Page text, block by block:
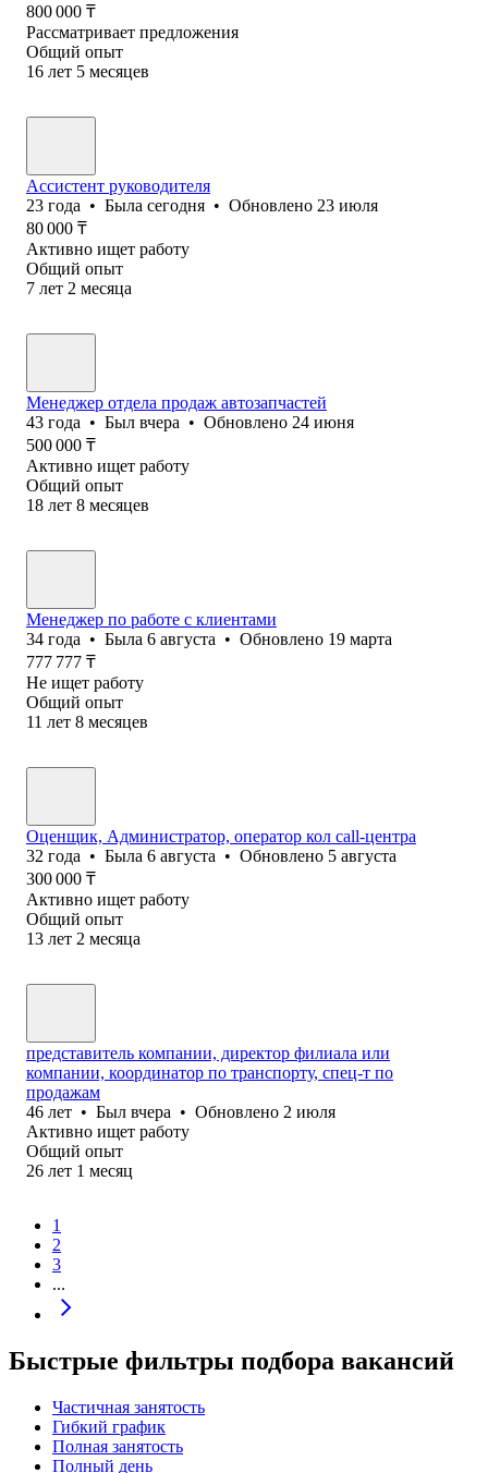
800 000 ₸
Рассматривает предложения
Общий опыт
16 лет 5 месяцев
Ассистент руководителя
23 года • Была сегодня • Обновлено 23 июля
80 000 ₸
Активно ищет работу
Общий опыт
7 лет 2 месяца
Менеджер отдела продаж автозапчастей
43 года • Был вчера • Обновлено 24 июня
500 000 ₸
Активно ищет работу
Общий опыт
18 лет 8 месяцев
Менеджер по работе с клиентами
34 года • Была 6 августа • Обновлено 19 марта
777 777 ₸
Не ищет работу
Общий опыт
11 лет 8 месяцев
Оценщик, Администратор, оператор кол call-центра
32 года • Была 6 августа • Обновлено 5 августа
300 000 ₸
Активно ищет работу
Общий опыт
13 лет 2 месяца
представитель компании, директор филиала или
компании, координатор по транспорту, спец-т по
продажам
46 лет • Был вчера • Обновлено 2 июля
Активно ищет работу
Общий опыт
26 лет 1 месяц
1
2
3
...
Быстрые фильтры подбора вакансий
Частичная занятость
Гибкий график
Полная занятость
Полный день